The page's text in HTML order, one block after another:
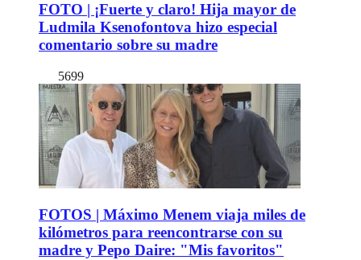
FOTO | ¡Fuerte y claro! Hija mayor de
Ludmila Ksenofontova hizo especial
comentario sobre su madre
5699
FOTOS | Máximo Menem viaja miles de
kilómetros para reencontrarse con su
madre y Pepo Daire: "Mis favoritos"